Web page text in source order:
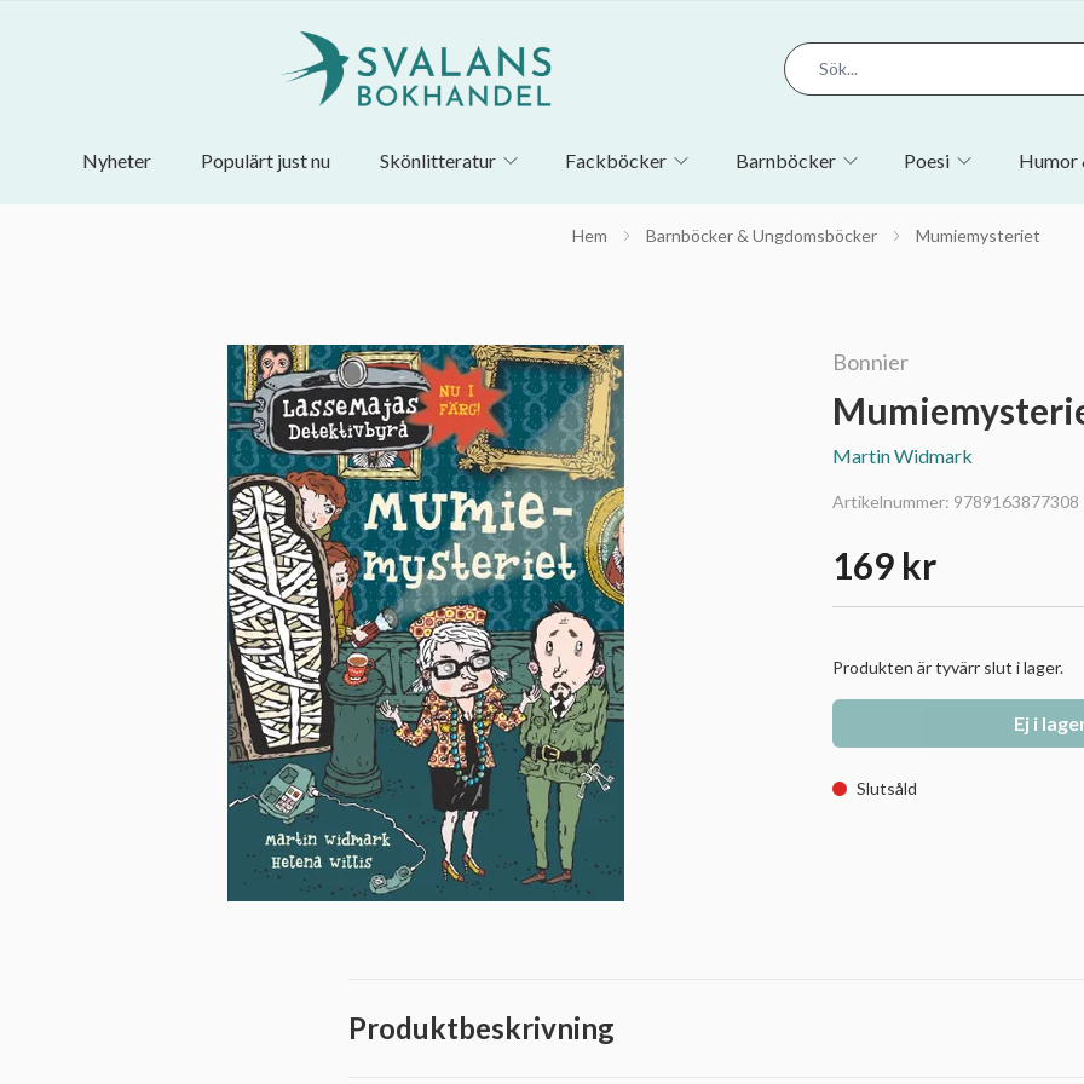
Nyheter Populärt just nu Skönlitteratur Fackböcker Barnböcker Poesi Humor
Hem Barnböcker & Ungdomsböcker Mumiemysteriet
Bonnier
Martin Widmark
Artikelnummer: 9789163877308
169 kr
Produkten är tyvärr slut i lager.
Ej i
Slutsåld
Produktbeskrivning